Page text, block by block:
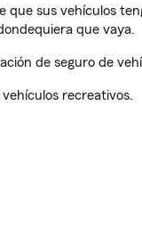
que sus vehículos
que vaya.
de seguro de
recreativos.